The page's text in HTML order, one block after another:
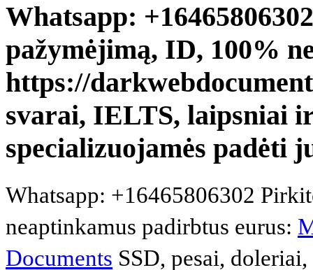
Whatsapp:
pažymėjimą, ID, 100%
https://
svarai, IELTS, laipsniai
specializuojamės padėti
Whatsapp: +16465806302
neaptinkamus padirbtus eurus:
Documents SSD, pesai,